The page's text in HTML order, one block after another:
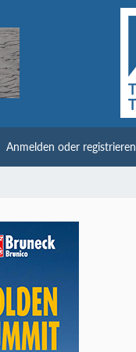
Anmelden oder registrieren